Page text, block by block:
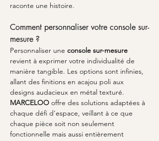
raconte une histoire.
Comment personnaliser votre console sur-
mesure ?
Personnaliser une console sur-mesure
revient à exprimer votre individualité de
manière tangible. Les options sont infinies,
allant des finitions en acajou poli aux
designs audacieux en métal texturé.
MARCELOO offre des solutions adaptées à
chaque défi d'espace, veillant à ce que
chaque pièce soit non seulement
fonctionnelle mais aussi entièrement